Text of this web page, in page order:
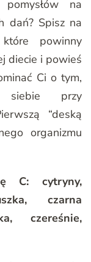
na
dań? Spisz na
powinny
diecie i powieś
Ci o tym,
przy
“deską
organizmu
C: cytryny,
czarna
czereśnie,